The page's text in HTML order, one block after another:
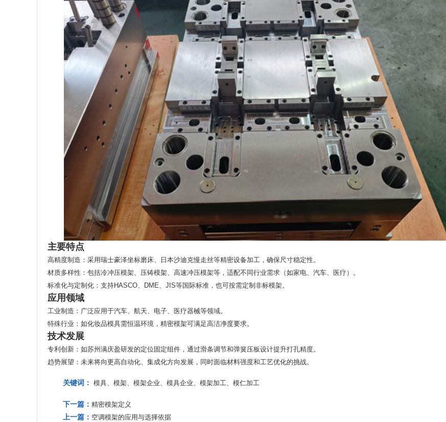
主要特点
高精度制造 ‌：采用瑞士豪泽坐标磨床、日本沙迪克慢走丝等精密设备加工，确保尺寸稳定性‌。
材质多样性 ‌：包括冷冲压模架、压铸模架、高速冲压模架等，适配不同行业需求（如家电、汽车、医疗）‌。
标准化与定制化 ‌：支持HASCO、DME、JIS等国际标准，也可按需定制非标模架‌。
应用领域
工业制造 ‌：广泛应用于汽车、航天、电子、医疗器械等领域‌。
特殊行业 ‌：如化妆品模具需恒温环境，精密模架可满足高洁净度要求‌。
技术发展
专利创新 ‌：如苏州满庆盈研发的定位固定组件，通过滑条调节和弹簧压板设计提升打孔精度‌。
趋势展望 ‌：未来将向更高自动化、集成化方向发展，同时面临材料强度和工艺优化的挑战‌。
关键词： 模具、模架、模架企业、模具企业、模架加工、模仁加工
下一篇： 精密模架定义
上一篇： 空调模架的应用与选择依据